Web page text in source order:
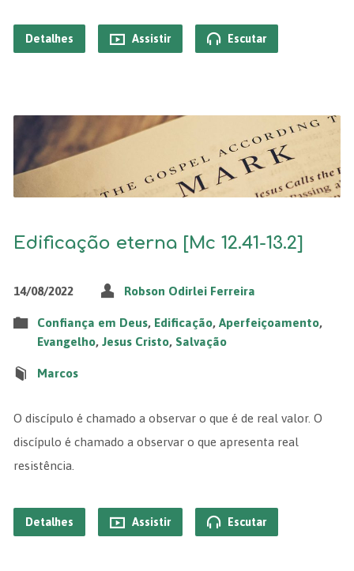
Detalhes Assistir Escutar
Edificação eterna [Mc 12.41-13.2]
14/08/2022 Robson Odirlei Ferreira
Confiança em Deus, Edificação, Aperfeiçoamento,
Evangelho, Jesus Cristo, Salvação
Marcos
O discípulo é chamado a observar o que é de real valor. O
discípulo é chamado a observar o que apresenta real
resistência.
Detalhes Assistir Escutar